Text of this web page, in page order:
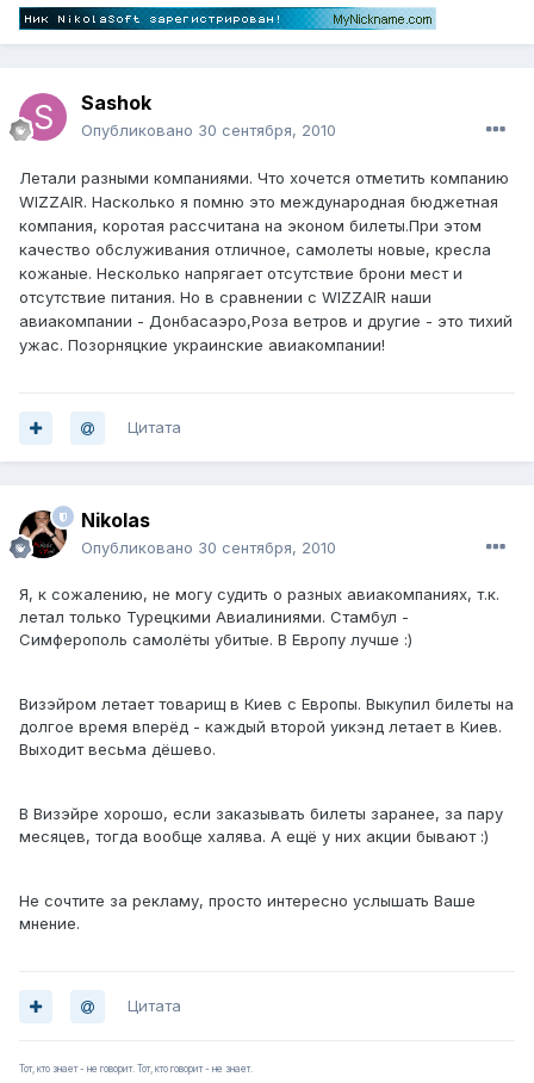
Sashok
Опубликовано 30 сентября, 2010
Летали разными компаниями. Что хочется отметить компанию
WIZZAIR. Насколько я помню это международная бюджетная
компания, коротая рассчитана на эконом билеты.При этом
качество обслуживания отличное, самолеты новые, кресла
кожаные. Несколько напрягает отсутствие брони мест и
отсутствие питания. Но в сравнении с WIZZAIR наши
авиакомпании - Донбасаэро,Роза ветров и другие - это тихий
ужас. Позорняцкие украинские авиакомпании!
Цитата
Nikolas
Опубликовано 30 сентября, 2010
Я, к сожалению, не могу судить о разных авиакомпаниях, т.к.
летал только Турецкими Авиалиниями. Стамбул -
Симферополь самолёты убитые. В Европу лучше :)
Визэйром летает товарищ в Киев с Европы. Выкупил билеты на
долгое время вперёд - каждый второй уикэнд летает в Киев.
Выходит весьма дёшево.
В Визэйре хорошо, если заказывать билеты заранее, за пару
месяцев, тогда вообще халява. А ещё у них акции бывают :)
Не сочтите за рекламу, просто интересно услышать Ваше
мнение.
Цитата
Тот, кто знает - не говорит. Тот, кто говорит - не знает.